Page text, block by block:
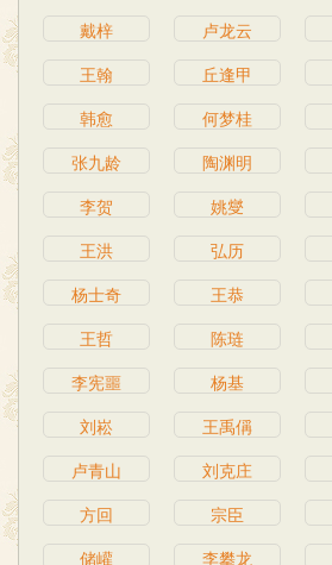
戴梓
卢龙云
王翰
丘逢甲
韩愈
何梦桂
张九龄
陶渊明
李贺
姚燮
王洪
弘历
杨士奇
王恭
王哲
陈琏
李宪噩
杨基
刘崧
王禹偁
卢青山
刘克庄
方回
宗臣
储巏
李攀龙